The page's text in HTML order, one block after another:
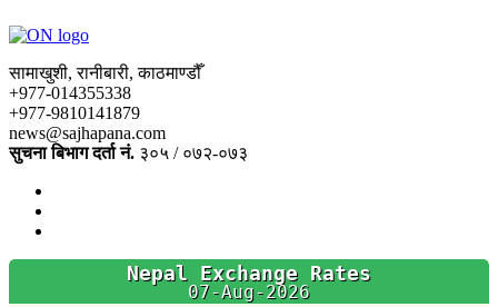
सामाखुशी, रानीबारी, काठमाण्डौँ
+977-014355338
+977-9810141879
news@sajhapana.com
सुचना बिभाग दर्ता नं. ३०५ / ०७२-०७३